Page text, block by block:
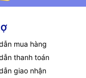
mua hàng
thanh toán
giao nhận